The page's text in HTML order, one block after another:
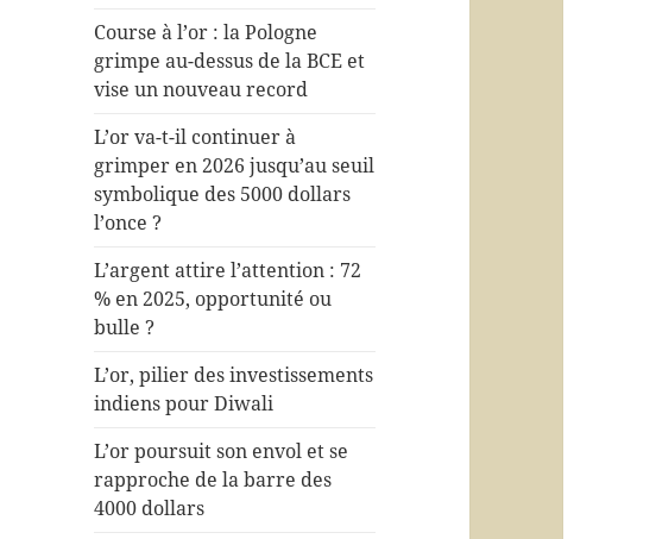
Course à l’or : la Pologne
grimpe au-dessus de la BCE et
vise un nouveau record
L’or va-t-il continuer à
grimper en 2026 jusqu’au seuil
symbolique des 5000 dollars
l’once ?
L’argent attire l’attention : 72
% en 2025, opportunité ou
bulle ?
L’or, pilier des investissements
indiens pour Diwali
L’or poursuit son envol et se
rapproche de la barre des
4000 dollars